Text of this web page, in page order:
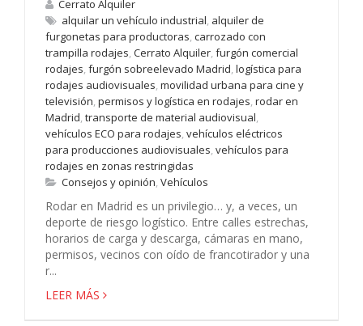
Cerrato Alquiler
alquilar un vehículo industrial, alquiler de
furgonetas para productoras, carrozado con
trampilla rodajes, Cerrato Alquiler, furgón comercial
rodajes, furgón sobreelevado Madrid, logística para
rodajes audiovisuales, movilidad urbana para cine y
televisión, permisos y logística en rodajes, rodar en
Madrid, transporte de material audiovisual,
vehículos ECO para rodajes, vehículos eléctricos
para producciones audiovisuales, vehículos para
rodajes en zonas restringidas
Consejos y opinión, Vehículos
Rodar en Madrid es un privilegio… y, a veces, un
deporte de riesgo logístico. Entre calles estrechas,
horarios de carga y descarga, cámaras en mano,
permisos, vecinos con oído de francotirador y una
r...
LEER MÁS